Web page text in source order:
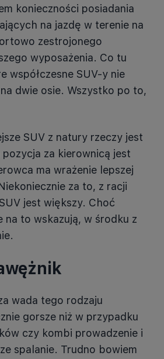
konieczności posiadania
na jazdę w terenie na
zestrojonego
wyposażenia. Co tu
współczesne SUV-y nie
dwie osie. Wszystko po to,
SUV z natury rzeczy jest
za kierownicą jest
ma wrażenie lepszej
za to, z racji
jest większy. Choć
na to wskazują, w środku z
wada tego rodzaju
gorsze niż w przypadku
czy kombi prowadzenie i
spalanie. Trudno bowiem